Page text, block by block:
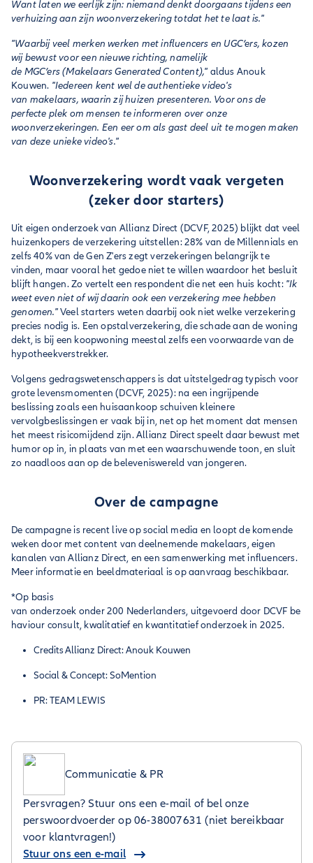
Want laten we eerlijk zijn: niemand denkt doorgaans tijdens een
verhuizing aan zijn woonverzekering totdat het te laat is."
"Waarbij veel merken werken met influencers en UGC’ers, kozen
wij bewust voor een nieuwe richting, namelijk
de MGC’ers (Makelaars Generated Content)," aldus Anouk
Kouwen. "Iedereen kent wel de authentieke video's
van makelaars, waarin zij huizen presenteren. Voor ons de
perfecte plek om mensen te informeren over onze
woonverzekeringen. Een eer om als gast deel uit te mogen maken
van deze unieke video's."
Woonverzekering wordt vaak vergeten
(zeker door starters)
Uit eigen onderzoek van Allianz Direct (DCVF, 2025) blijkt dat veel
huizenkopers de verzekering uitstellen: 28% van de Millennials en
zelfs 40% van de Gen Z'ers zegt verzekeringen belangrijk te
vinden, maar vooral het gedoe niet te willen waardoor het besluit
blijft hangen. Zo vertelt een respondent die net een huis kocht: "Ik
weet even niet of wij daarin ook een verzekering mee hebben
genomen."Veel starters weten daarbij ook niet welke verzekering
precies nodig is. Een opstalverzekering, die schade aan de woning
dekt, is bij een koopwoning meestal zelfs een voorwaarde van de
hypotheekverstrekker.
Volgens gedragswetenschappers is dat uitstelgedrag typisch voor
grote levensmomenten (DCVF, 2025): na een ingrijpende
beslissing zoals een huisaankoop schuiven kleinere
vervolgbeslissingen er vaak bij in, net op het moment dat mensen
het meest risicomijdend zijn. Allianz Direct speelt daar bewust met
humor op in, in plaats van met een waarschuwende toon, en sluit
zo naadloos aan op de beleveniswereld van jongeren.
Over de campagne
De campagne is recent live op social media en loopt de komende
weken door met content van deelnemende makelaars, eigen
kanalen van Allianz Direct, en een samenwerking met influencers.
Meer informatie en beeldmateriaal is op aanvraag beschikbaar.
*Op basis
van onderzoek onder 200 Nederlanders, uitgevoerd door DCVF be
haviour consult, kwalitatief en kwantitatief onderzoek in 2025.
Credits Allianz Direct: Anouk Kouwen
Social & Concept: SoMention
PR: TEAM LEWIS
Communicatie & PR
Persvragen? Stuur ons een e-mail of bel onze
perswoordvoerder op 06-38007631 (niet bereikbaar
voor klantvragen!)
Stuur ons een e-mail